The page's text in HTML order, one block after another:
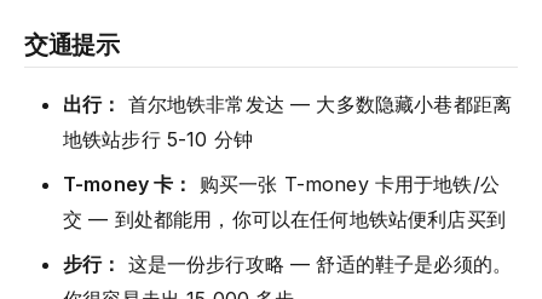
交通提示
出行： 首尔地铁非常发达 — 大多数隐藏小巷都距离
地铁站步行 5-10 分钟
T-money 卡：
购买一张 T-money 卡用于地铁/公
交 — 到处都能用，你可以在任何地铁站便利店买到
步行： 这是一份步行攻略 — 舒适的鞋子是必须的。